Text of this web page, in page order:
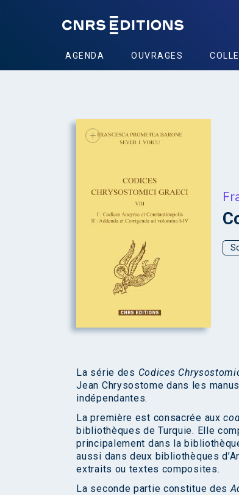
AGENDA OUVRAGES
+
La série des Codices
Jean Chrysostome dans les
indépendantes.
La première est consacrée aux
bibliothèques de Turquie. Elle
principalement dans la
aussi dans deux bibliothèques
extraits ou textes composites.
La seconde partie constitue des